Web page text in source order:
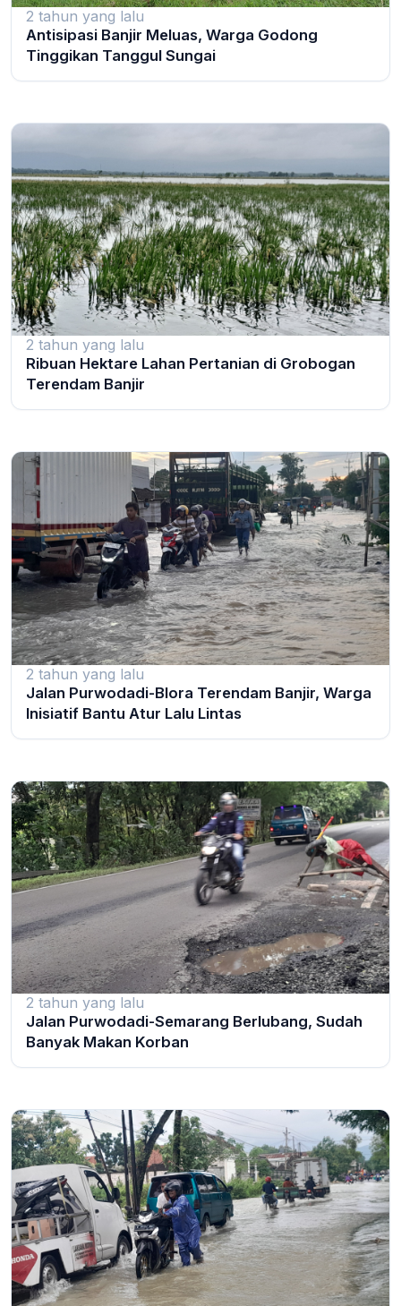
2 tahun yang lalu
Antisipasi Banjir Meluas, Warga Godong
Tinggikan Tanggul Sungai
2 tahun yang lalu
Ribuan Hektare Lahan Pertanian di Grobogan
Terendam Banjir
2 tahun yang lalu
Jalan Purwodadi-Blora Terendam Banjir, Warga
Inisiatif Bantu Atur Lalu Lintas
2 tahun yang lalu
Jalan Purwodadi-Semarang Berlubang, Sudah
Banyak Makan Korban